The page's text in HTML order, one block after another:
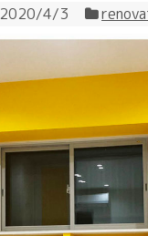
2020/4/3